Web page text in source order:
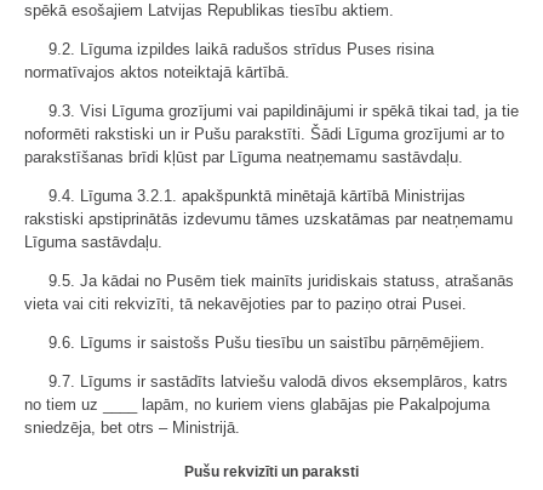
spēkā esošajiem Latvijas Republikas tiesību aktiem.
9.2. Līguma izpildes laikā radušos strīdus Puses risina
normatīvajos aktos noteiktajā kārtībā.
9.3. Visi Līguma grozījumi vai papildinājumi ir spēkā tikai tad, ja tie
noformēti rakstiski un ir Pušu parakstīti. Šādi Līguma grozījumi ar to
parakstīšanas brīdi kļūst par Līguma neatņemamu sastāvdaļu.
9.4. Līguma 3.2.1. apakšpunktā minētajā kārtībā Ministrijas
rakstiski apstiprinātās izdevumu tāmes uzskatāmas par neatņemamu
Līguma sastāvdaļu.
9.5. Ja kādai no Pusēm tiek mainīts juridiskais statuss, atrašanās
vieta vai citi rekvizīti, tā nekavējoties par to paziņo otrai Pusei.
9.6. Līgums ir saistošs Pušu tiesību un saistību pārņēmējiem.
9.7. Līgums ir sastādīts latviešu valodā divos eksemplāros, katrs
no tiem uz ____ lapām, no kuriem viens glabājas pie Pakalpojuma
sniedzēja, bet otrs – Ministrijā.
Pušu rekvizīti un paraksti